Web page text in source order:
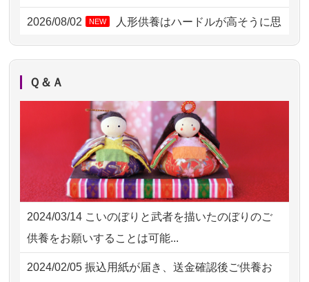
2026/08/04 00:38 中野区の方からお申込み
2026/08/03 21:17 愛知県の方からお申込み
2026/08/02 18:47
2026/08/02 11:15 千葉県の方からお申込み
2026/08/02 10:39 神奈川の方からお申込み
2026/08/02 09:15 神奈川の方からお申込み
2026/08/02 06:46 相模原の方からお申込み
2026/08/01 19:28 東京都の方からお申込み
2026/08/01 17:10 東京都の方からお申込み
2026/08/02 NEW
人形供養はハードルが高そうに思
えるのですが、...
NEW
お人形の仕分けなども丁寧に行う
様子から、大切...
2026/07/25供養の内容（料金や送り方等）がとて
も丁寧に説...
2026/07/18 つい先日も利用させていただきまし
た。 手続...
2026/07/18 大切にしていたお人形をきちんと供養
Ｑ＆Ａ
2024/03/14 こいのぼりと武者を描いたのぼりのご
供養をお願いすることは可能...
2024/02/05 振込用紙が届き、送金確認後ご供養お